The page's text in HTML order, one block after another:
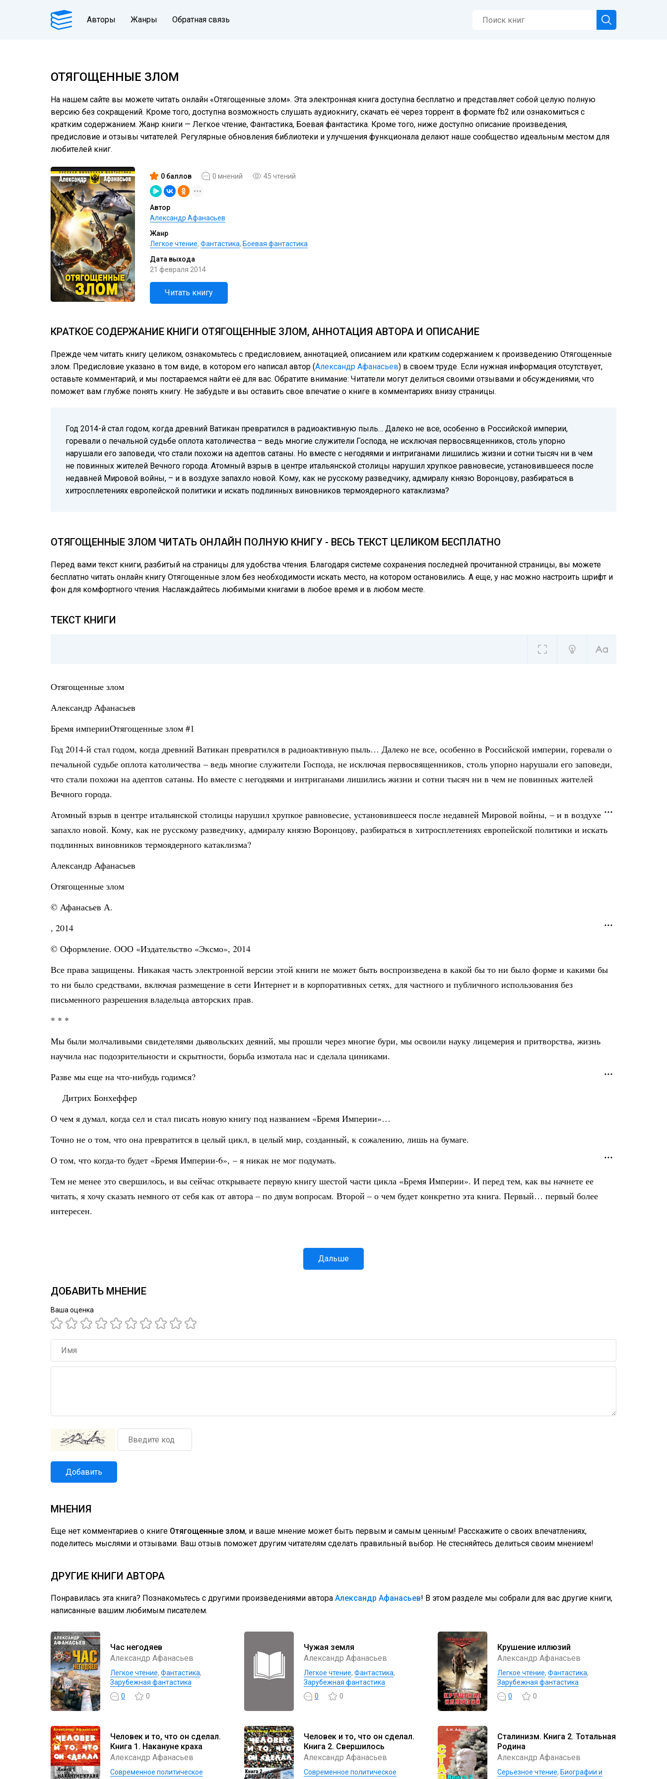
Авторы Жанры Обратная связь
ОТЯГОЩЕННЫЕ ЗЛОМ
На нашем сайте вы можете читать онлайн «Отягощенные злом». Эта электронная книга доступна бесплатно и представляет собой целую полную
версию без сокращений. Кроме того, доступна возможность слушать аудиокнигу, скачать её через торрент в формате fb2 или ознакомиться с
кратким содержанием. Жанр книги — Легкое чтение, Фантастика, Боевая фантастика. Кроме того, ниже доступно описание произведения,
предисловие и отзывы читателей. Регулярные обновления библиотеки и улучшения функционала делают наше сообщество идеальным местом для
любителей книг.
0 баллов 0 мнений 45 чтений
Автор
Александр Афанасьев
Жанр
Легкое чтение, Фантастика, Боевая фантастика
Дата выхода
21 февраля 2014
Читать книгу
КРАТКОЕ СОДЕРЖАНИЕ КНИГИ ОТЯГОЩЕННЫЕ ЗЛОМ, АННОТАЦИЯ АВТОРА И ОПИСАНИЕ
Прежде чем читать книгу целиком, ознакомьтесь с предисловием, аннотацией, описанием или кратким содержанием к произведению Отягощенные
злом. Предисловие указано в том виде, в котором его написал автор (Александр Афанасьев) в своем труде. Если нужная информация отсутствует,
оставьте комментарий, и мы постараемся найти её для вас. Обратите внимание: Читатели могут делиться своими отзывами и обсуждениями, что
поможет вам глубже понять книгу. Не забудьте и вы оставить свое впечатие о книге в комментариях внизу страницы.
Год 2014-й стал годом, когда древний Ватикан превратился в радиоактивную пыль… Далеко не все, особенно в Российской империи,
горевали о печальной судьбе оплота католичества – ведь многие служители Господа, не исключая первосвященников, столь упорно
нарушали его заповеди, что стали похожи на адептов сатаны. Но вместе с негодяями и интриганами лишились жизни и сотни тысяч ни в чем
не повинных жителей Вечного города. Атомный взрыв в центре итальянской столицы нарушил хрупкое равновесие, установившееся после
недавней Мировой войны, – и в воздухе запахло новой. Кому, как не русскому разведчику, адмиралу князю Воронцову, разбираться в
хитросплетениях европейской политики и искать подлинных виновников термоядерного катаклизма?
ОТЯГОЩЕННЫЕ ЗЛОМ ЧИТАТЬ ОНЛАЙН ПОЛНУЮ КНИГУ - ВЕСЬ ТЕКСТ ЦЕЛИКОМ БЕСПЛАТНО
Перед вами текст книги, разбитый на страницы для удобства чтения. Благодаря системе сохранения последней прочитанной страницы, вы можете
бесплатно читать онлайн книгу Отягощенные злом без необходимости искать место, на котором остановились. А еще, у нас можно настроить шрифт и
фон для комфортного чтения. Наслаждайтесь любимыми книгами в любое время и в любом месте.
ТЕКСТ КНИГИ
Отягощенные злом
Александр Афанасьев
Бремя империиОтягощенные злом #1
Год 2014-й стал годом, когда древний Ватикан превратился в радиоактивную пыль… Далеко не все, особенно в Российской империи, горевали о
печальной судьбе оплота католичества – ведь многие служители Господа, не исключая первосвященников, столь упорно нарушали его заповеди,
что стали похожи на адептов сатаны. Но вместе с негодяями и интриганами лишились жизни и сотни тысяч ни в чем не повинных жителей
Вечного города.
Атомный взрыв в центре итальянской столицы нарушил хрупкое равновесие, установившееся после недавней Мировой войны, – и в воздухе
запахло новой. Кому, как не русскому разведчику, адмиралу князю Воронцову, разбираться в хитросплетениях европейской политики и искать
подлинных виновников термоядерного катаклизма?
Александр Афанасьев
Отягощенные злом
© Афанасьев А.
, 2014
© Оформление. ООО «Издательство «Эксмо», 2014
Все права защищены. Никакая часть электронной версии этой книги не может быть воспроизведена в какой бы то ни было форме и какими бы
то ни было средствами, включая размещение в сети Интернет и в корпоративных сетях, для частного и публичного использования без
письменного разрешения владельца авторских прав.
* * *
Мы были молчаливыми свидетелями дьявольских деяний, мы прошли через многие бури, мы освоили науку лицемерия и притворства, жизнь
научила нас подозрительности и скрытности, борьба измотала нас и сделала циниками.
Разве мы еще на что-нибудь годимся?
Дитрих Бонхеффер
О чем я думал, когда сел и стал писать новую книгу под названием «Бремя Империи»…
Точно не о том, что она превратится в целый цикл, в целый мир, созданный, к сожалению, лишь на бумаге.
О том, что когда-то будет «Бремя Империи-6», – я никак не мог подумать.
Тем не менее это свершилось, и вы сейчас открываете первую книгу шестой части цикла «Бремя Империи». И перед тем, как вы начнете ее
читать, я хочу сказать немного от себя как от автора – по двум вопросам. Второй – о чем будет конкретно эта книга. Первый… первый более
интересен.
Дальше
ДОБАВИТЬ МНЕНИЕ
Ваша оценка
Добавить
МНЕНИЯ
Еще нет комментариев о книге Отягощенные злом, и ваше мнение может быть первым и самым ценным! Расскажите о своих впечатлениях,
поделитесь мыслями и отзывами. Ваш отзыв поможет другим читателям сделать правильный выбор. Не стесняйтесь делиться своим мнением!
ДРУГИЕ КНИГИ АВТОРА
Понравилась эта книга? Познакомьтесь с другими произведениями автора Александр Афанасьев! В этом разделе мы собрали для вас другие книги,
написанные вашим любимым писателем.
Час негодяев
Александр Афанасьев
Легкое чтение, Фантастика,
Зарубежная фантастика
0
0
Чужая земля
Александр Афанасьев
Легкое чтение, Фантастика,
Зарубежная фантастика
0
0
Крушение иллюзий
Александр Афанасьев
Легкое чтение, Фантастика,
Зарубежная фантастика
0
0
Человек и то, что он сделал.
Книга 1. Накануне краха
Александр Афанасьев
Современное политическое
Человек и то, что он сделал.
Книга 2. Свершилось
Александр Афанасьев
Современное политическое
Сталинизм. Книга 2. Тотальная
Родина
Александр Афанасьев
Серьезное чтение, Биографии и